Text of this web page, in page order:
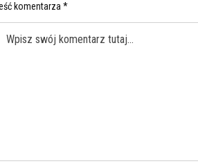
komentarza *